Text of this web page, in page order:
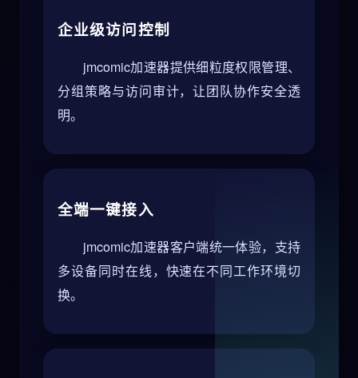
企业级访问控制
jmcomic加速器提供细粒度权限管理、
分组策略与访问审计，让团队协作安全透
明。
全端一键接入
jmcomic加速器客户端统一体验，支持
多设备同时在线，快速在不同工作环境切
换。